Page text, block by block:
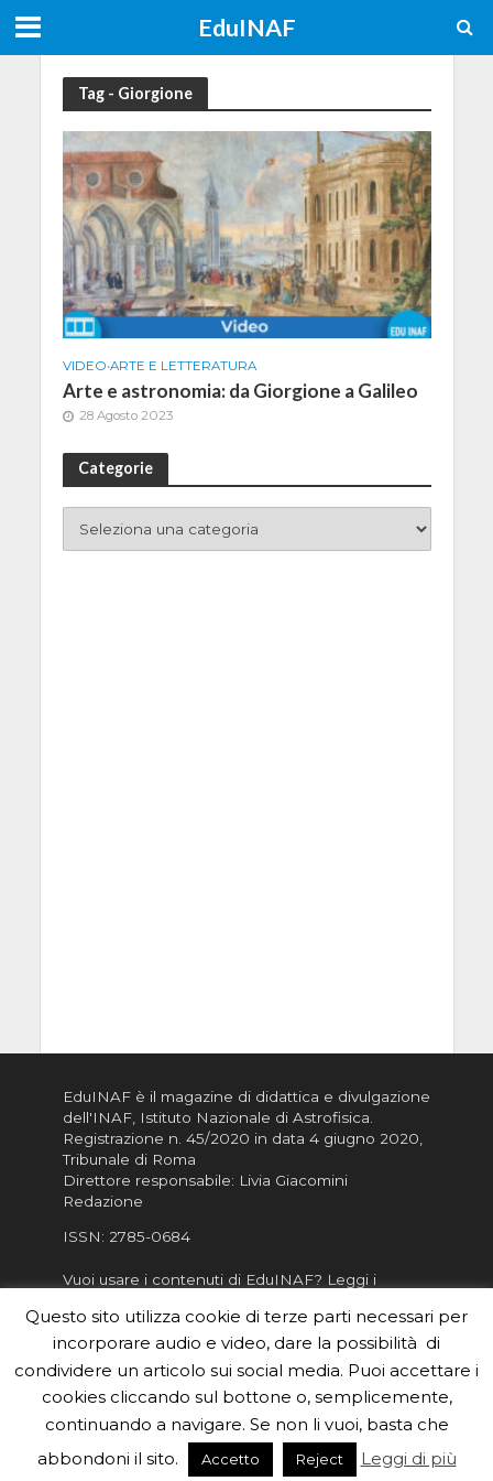
EduINAF
Tag - Giorgione
VIDEO•ARTE E LETTERATURA
Arte e astronomia: da Giorgione a Galileo
28 Agosto 2023
Categorie
EduINAF è il magazine di didattica e divulgazione
dell'INAF, Istituto Nazionale di Astrofisica
Registrazione n. 45/2020 in data 4 giugno 2020,
Tribunale di Roma
Direttore responsabile: Livia Giacomini
Redazione
ISSN: 2785-0684
Vuoi usare i contenuti di EduINAF? Leggi i
Informativa sulla Privacy
Informatva sui Cookie
Per la rubrica de l'Astronomo risponde, per
inviarci le tue foto o i tuoi contributi, scrivici a
redazione.edu [chiocciola] inaf.it oppure
il form
Questo sito utilizza cookie di terze parti necessari per
incorporare audio e video, dare la possibilità di
condividere un articolo sui social media. Puoi accettare i
cookies cliccando sul bottone o, semplicemente,
continuando a navigare. Se non li vuoi, basta che
abbondoni il sito.
Accetto Reject Leggi di più